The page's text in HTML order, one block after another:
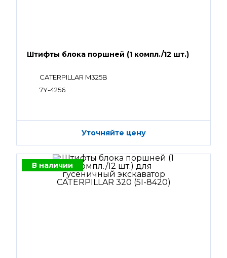
Штифты блока поршней (1 компл./12 шт.)
CATERPILLAR M325B
7Y-4256
Уточняйте цену
В наличии